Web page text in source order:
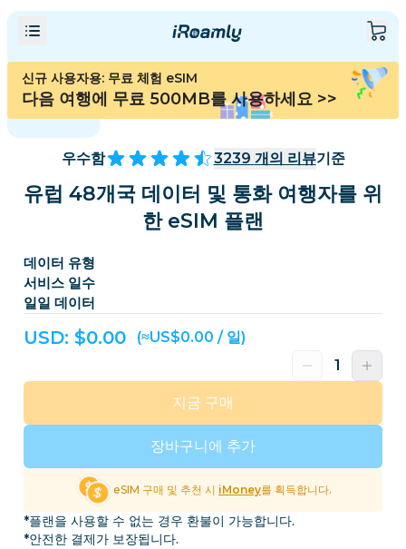
신규 사용자용: 무료 체험 eSIM
다음 여행에 무료 500MB를 사용하세요 >>
우수함 3239 개의 리뷰기준
유럽 48개국 데이터 및 통화 여행자를 위
한 eSIM 플랜
데이터 유형
서비스 일수
일일 데이터
USD: $0.00 (≈US$0.00 / 일)
장바구니에 추가
지금 구매
eSIM 구매 및 추천 시 iMoney를 획득합니다.
*플랜을 사용할 수 없는 경우 환불이 가능합니다.
*안전한 결제가 보장됩니다.